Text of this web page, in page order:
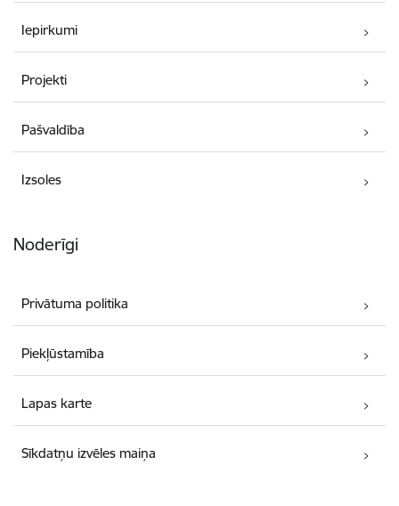
Iepirkumi
Projekti
Pašvaldība
Izsoles
Noderīgi
Privātuma politika
Piekļūstamība
Lapas karte
Sīkdatņu izvēles maiņa